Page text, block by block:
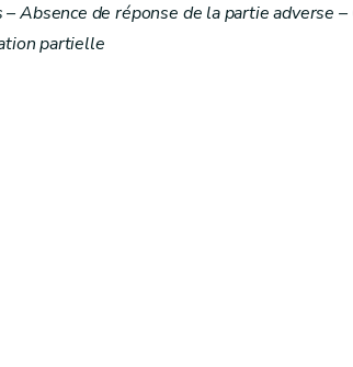
Absence de réponse de la partie adverse
partielle